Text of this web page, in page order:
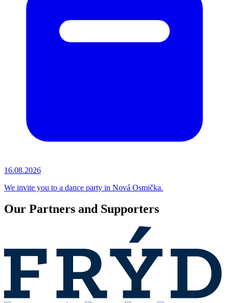
16.08.2026
We invite you to a dance party in Nová Osmička.
Our Partners and Supporters